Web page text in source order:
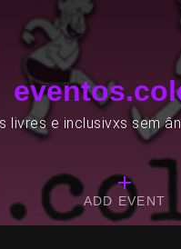
livres e inclusivxs sem
ADD EVENT